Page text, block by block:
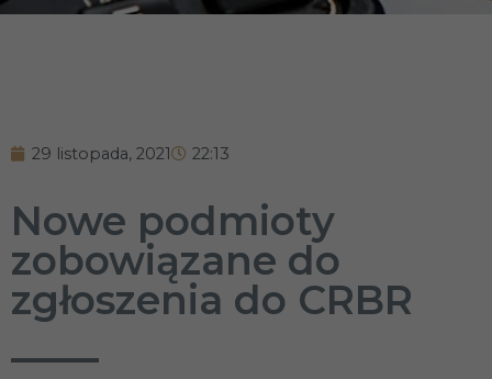
29 listopada, 2021 22:13
Nowe podmioty
zobowiązane do
zgłoszenia do CRBR